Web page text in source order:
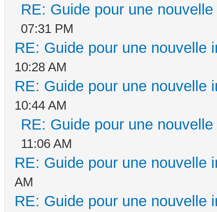
RE: Guide pour une
07:31 PM
RE: Guide pour une nouvelle
10:28 AM
RE: Guide pour une nouvelle
10:44 AM
RE: Guide pour une
11:06 AM
RE: Guide pour une nouvelle
AM
RE: Guide pour une nouvelle